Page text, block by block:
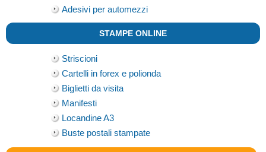
Adesivi per automezzi
STAMPE ONLINE
Striscioni
Cartelli in forex e polionda
Biglietti da visita
Manifesti
Locandine A3
Buste postali stampate